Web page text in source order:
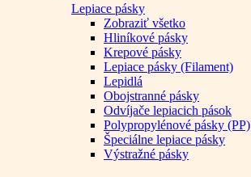
Lepiace pásky
Zobraziť všetko
Hliníkové pásky
Krepové pásky
Lepiace pásky (Filament)
Lepidlá
Obojstranné pásky
Odvíjače lepiacich pások
Polypropylénové pásky (PP)
Špeciálne lepiace pásky
Výstražné pásky